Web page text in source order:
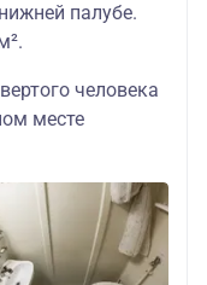
палубе.
человека
месте